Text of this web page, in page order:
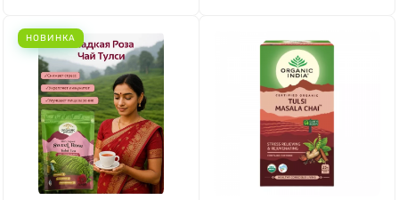
НОВИНКА